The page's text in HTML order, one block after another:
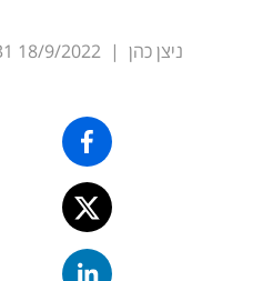
ניצן כהן |
18/9/2022